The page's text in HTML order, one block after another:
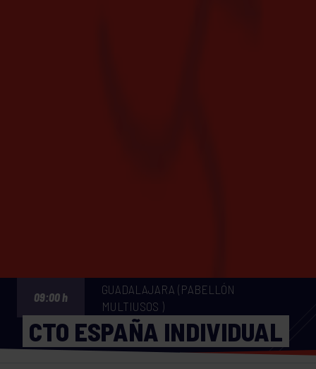
09:00 h
GUADALAJARA (PABELLÓN
MULTIUSOS )
CTO ESPAÑA INDIVIDUAL